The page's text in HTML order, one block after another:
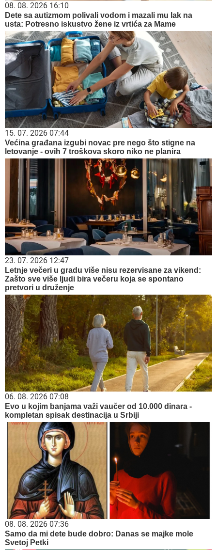
08. 08. 2026 16:10
Dete sa autizmom polivali vodom i mazali mu lak na
usta: Potresno iskustvo žene iz vrtića za Mame
15. 07. 2026 07:44
Većina građana izgubi novac pre nego što stigne na
letovanje - ovih 7 troškova skoro niko ne planira
23. 07. 2026 12:47
Letnje večeri u gradu više nisu rezervisane za vikend:
Zašto sve više ljudi bira večeru koja se spontano
pretvori u druženje
06. 08. 2026 07:08
Evo u kojim banjama važi vaučer od 10.000 dinara -
kompletan spisak destinacija u Srbiji
08. 08. 2026 07:36
Samo da mi dete bude dobro: Danas se majke mole
Svetoj Petki